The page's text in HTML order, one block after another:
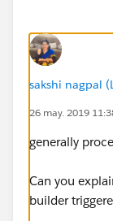
sakshi nagpal
26 may. 2019
generally
Can you
builder